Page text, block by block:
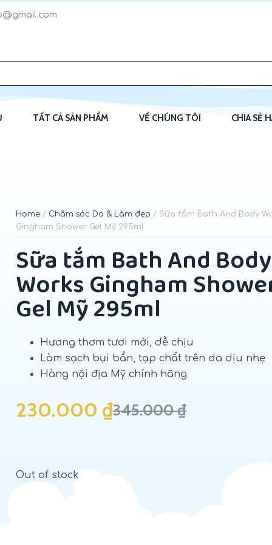
TẤT CẢ SẢN PHẨM VỀ CHÚNG TÔI CHIA SẺ
Home/ Chăm sóc Da & Làm đẹp / Sữa tắm Bath And Body
Gingham Shower Gel Mỹ 295ml
Sữa tắm Bath And Body
Works Gingham
Gel Mỹ 295ml
Hương thơm tươi mới, dễ chịu
Làm sạch bụi bẩn, tạp chất trên da dịu nhẹ
Hàng nội địa Mỹ chính hãng
345.000₫
230.000 ₫
Out of stock